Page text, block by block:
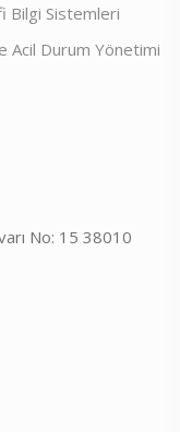
Bilgi Sistemleri
Acil Durum Yönetimi
No: 15 38010